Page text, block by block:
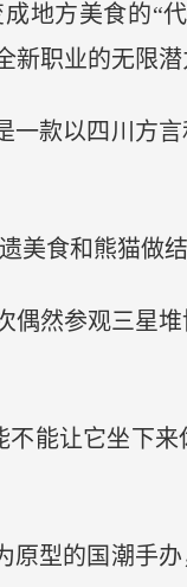
地方美食的“
职业的无限潜
款以四川方
美食和熊猫做结
偶然参观三星
能让它坐下
原型的国潮手